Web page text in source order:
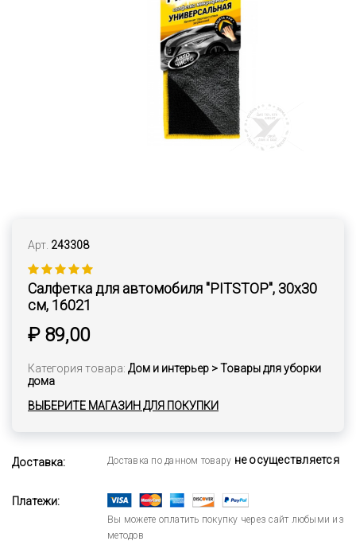
Арт. 243308
Салфетка для автомобиля "PITSTOP", 30х30
см, 16021
₽ 89,00
Категория товара: Дом и интерьер > Товары для уборки
дома
ВЫБЕРИТЕ МАГАЗИН ДЛЯ ПОКУПКИ
Доставка: Доставка по данном товару не осуществляется
Платежи:
Вы можете оплатить покупку через сайт любыми из
методов